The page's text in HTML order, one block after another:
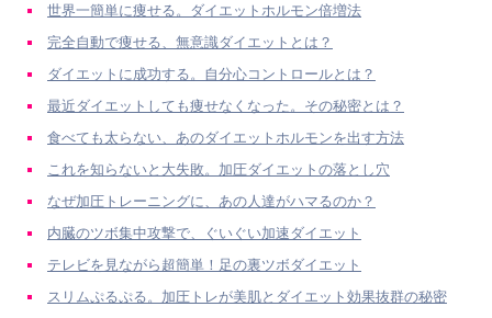
世界一簡単に痩せる。ダイエットホルモン倍増法
完全自動で痩せる、無意識ダイエットとは？
ダイエットに成功する。自分心コントロールとは？
最近ダイエットしても痩せなくなった。その秘密とは？
食べても太らない、あのダイエットホルモンを出す方法
これを知らないと大失敗。加圧ダイエットの落とし穴
なぜ加圧トレーニングに、あの人達がハマるのか？
内臓のツボ集中攻撃で、ぐいぐい加速ダイエット
テレビを見ながら超簡単！足の裏ツボダイエット
スリムぷるぷる。加圧トレが美肌とダイエット効果抜群の秘密